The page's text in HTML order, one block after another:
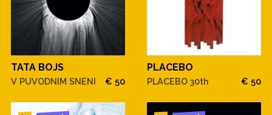
TATA BOJS
V PUVODNIM SNENI € 50
PLACEBO
PLACEBO 30th € 50